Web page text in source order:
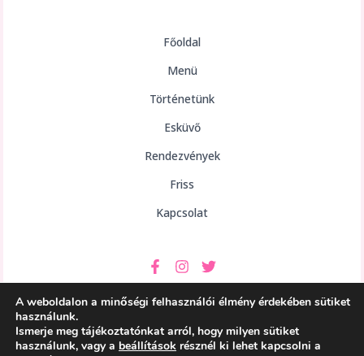
Főoldal
Menü
Történetünk
Esküvő
Rendezvények
Friss
Kapcsolat
Copyright © 2026 aHely Étterem
A weboldalon a minőségi felhasználói élmény érdekében sütiket
használunk.
Ismerje meg tájékoztatónkat arról, hogy milyen sütiket
használunk, vagy a beállítások résznél ki lehet kapcsolni a